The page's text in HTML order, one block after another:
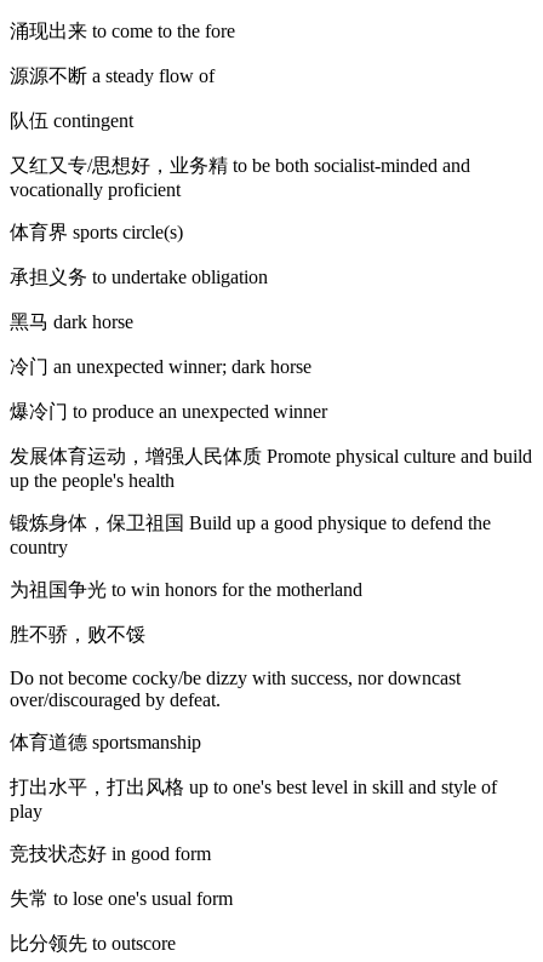
涌现出来 to come to the fore
源源不断 a steady flow of
队伍 contingent
又红又专/思想好，业务精 to be both socialist-minded and
vocationally proficient
体育界 sports circle(s)
承担义务 to undertake obligation
黑马 dark horse
冷门 an unexpected winner; dark horse
爆冷门 to produce an unexpected winner
发展体育运动，增强人民体质 Promote physical culture and build
up the people's health
锻炼身体，保卫祖国 Build up a good physique to defend the
country
为祖国争光 to win honors for the motherland
胜不骄，败不馁
Do not become cocky/be dizzy with success, nor downcast
over/discouraged by defeat.
体育道德 sportsmanship
打出水平，打出风格 up to one's best level in skill and style of
play
竞技状态好 in good form
失常 to lose one's usual form
比分领先 to outscore